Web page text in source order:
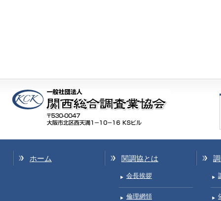
ホーム 関調協とは
会長挨拶
倫理網領